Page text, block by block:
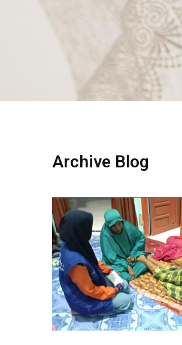
Archive Blog